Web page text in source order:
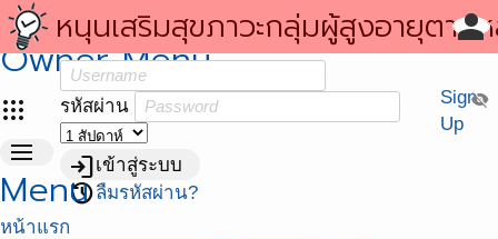
สถาบันนโยบายสาธารณะ (สนส. ม.อ.)
Owner Menu
apps
person มุมสมาชิก
ชื่อสมาชิก หรือ อีเมล์
รหัสผ่าน visibility_off
loginเข้าสู่ระบบ
restoreลืมรหัสผ่าน?
Sign
Up
menu
Menu
หน้าแรก
หนุนเสริมสุขภาวะกลุ่มผู้สูงอายุตาม
ปรัชญาเศรษฐกิจพอเพียง บ้านชุนไ
ทอง หมู่ 4 ตำบลหนองเรือ อำเภอ
ชุมพลบุรี จังหวัดสุรินทร์
person